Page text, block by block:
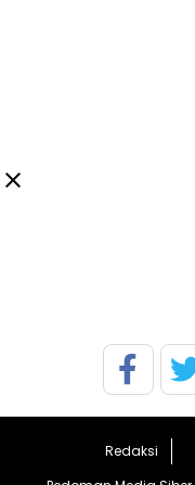

Redaksi